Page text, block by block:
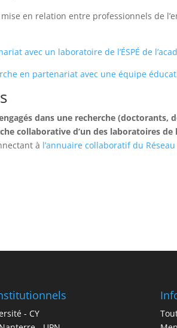
en relation entre professionnels de
avec un laboratoire de l’ÉSPÉ de
en partenariat avec une équipe
dans une recherche (doctorants,
collaborative d’un des laboratoires
à l’annuaire collaboratif du
- CY